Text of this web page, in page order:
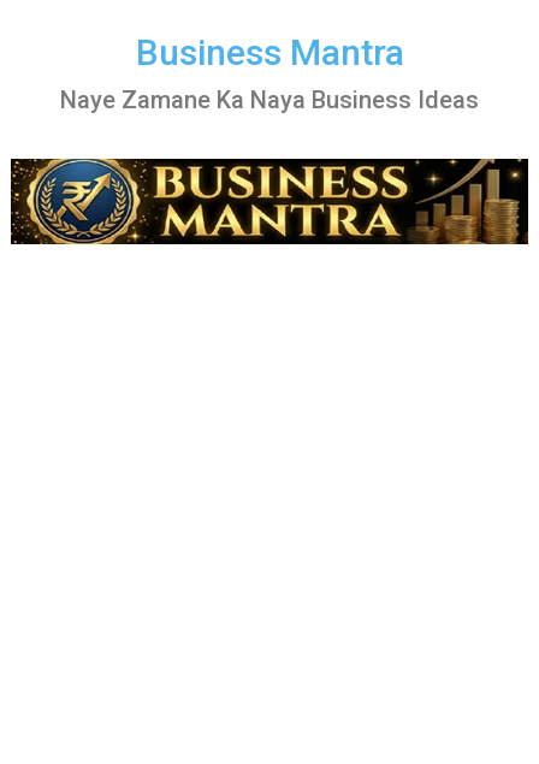
Business Mantra
Naye Zamane Ka Naya Business Ideas